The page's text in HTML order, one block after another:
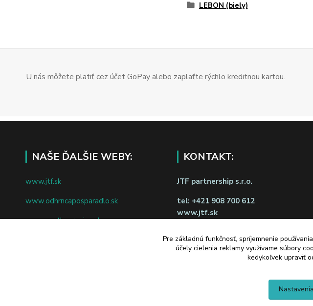
LEBON (biely)
U nás môžete platiť cez účet GoPay alebo zaplaťte rýchlo kreditnou kartou.
NAŠE ĎALŠIE WEBY:
www.jtf.sk
www.odhrncaposparadlo.sk
www.vsetkoprevino.sk
KONTAKT:
JTF partnership s.r.o.
tel: +421 908 700 612
www.jtf.sk
Odstúpiť od zmluvy tu
Pre základnú funkčnosť, spríjemnenie
účely cielenia reklamy využívame súbory
kedykoľvek upraviť
Nastavenia